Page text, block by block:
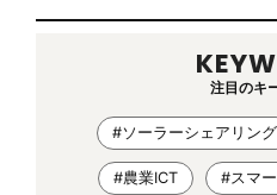
注目のキ
#ソーラーシェアリング
#農業ICT #スマ